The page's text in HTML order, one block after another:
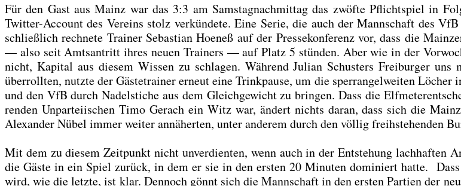
Für den Gast aus Mainz war das 3:3 am Sams­tag­nach­mit­tag das zwöf­te Pflicht­spiel in
Twit­ter-Account des Ver­eins stolz ver­kün­de­te. Eine Serie, die auch der Mann­schaft des VfB
schließ­lich rech­ne­te Trai­ner Sebas­ti­an Hoe­neß auf der Pres­se­kon­fe­renz vor, dass die
— also seit Amts­an­tritt ihres neu­en Trai­ners — auf Platz 5 stün­den. Aber wie in der
nicht, Kapi­tal aus die­sem Wis­sen zu schla­gen. Wäh­rend Juli­an Schus­ters Frei­bur­ger
über­roll­ten, nutz­te der Gäs­te­trai­ner erneut eine Trink­pau­se, um die sperr­an­gel­wei­ten Löcher
und den VfB durch Nadel­sti­che aus dem Gleich­ge­wicht zu brin­gen. Dass die
ren­den Unpar­tei­ischen Timo Gerach ein Witz war, ändert nichts dar­an, dass sich die
Alex­an­der Nübel immer wei­ter annä­her­ten, unter ande­rem durch den völ­lig freih­ste­hen­den
Mit dem zu die­sem Zeit­punkt nicht unver­dien­ten, wenn auch in der Ent­ste­hung lach­haf­ten
die Gäs­te in ein Spiel zurück, in dem er sie in den ers­ten 20 Minu­ten domi­niert hat­te.
wird, wie die letz­te, ist klar. Den­noch gönnt sich die Mann­schaft in den ers­ten Par­tien der